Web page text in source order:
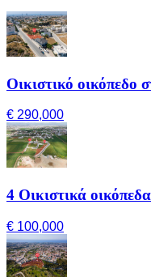
Οικιστικό οικόπεδο
€ 290,000
4 Οικιστικά
€ 100,000